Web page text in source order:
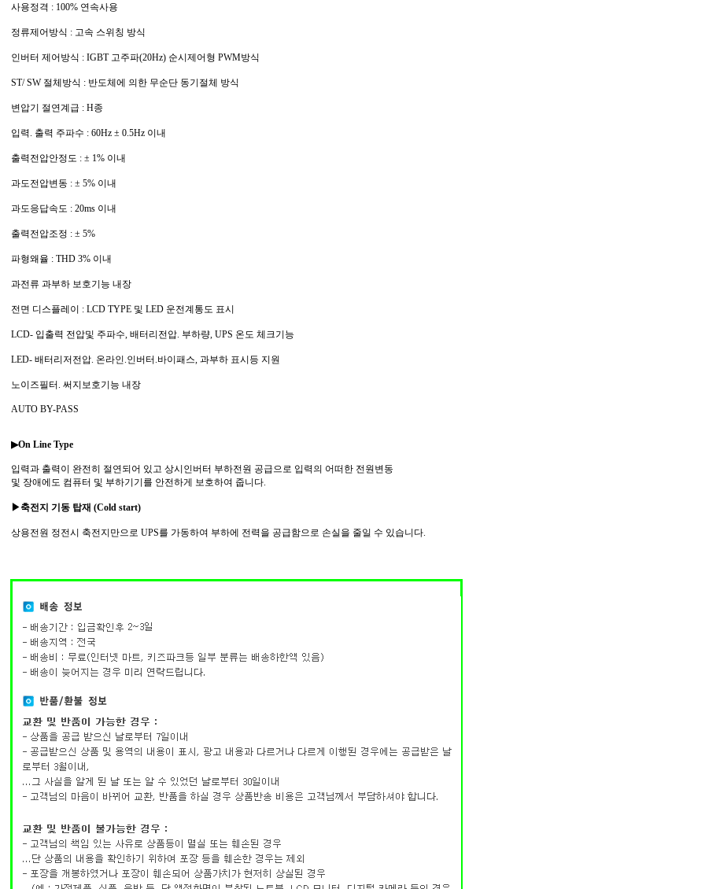
사용정격 : 100% 연속사용
정류제어방식 : 고속 스위칭 방식
인버터 제어방식 : IGBT 고주파(20Hz) 순시제어형 PWM방식
ST/ SW 절체방식 : 반도체에 의한 무순단 동기절체 방식
변압기 절연계급 : H종
입력. 출력 주파수 : 60Hz ± 0.5Hz 이내
출력전압안정도 : ± 1% 이내
과도전압변동 : ± 5% 이내
과도응답속도 : 20ms 이내
출력전압조정 : ± 5%
파형왜율 : THD 3% 이내
과전류 과부하 보호기능 내장
전면 디스플레이 : LCD TYPE 및 LED 운전계통도 표시
LCD- 입출력 전압및 주파수, 배터리전압. 부하량, UPS 온도 체크기능
LED- 배터리저전압. 온라인.인버터.바이패스, 과부하 표시등 지원
노이즈필터. 써지보호기능 내장
AUTO BY-PASS
▶On Line Type
입력과 출력이 완전히 절연되어 있고 상시인버터 부하전원 공급으로 입력의 어떠한 전원변동
및 장애에도 컴퓨터 및 부하기기를 안전하게 보호하여 줍니다.
▶축전지 기동 탑재 (Cold start)
상용전원 정전시 축전지만으로 UPS를 가동하여 부하에 전력을 공급함으로 손실을 줄일 수 있습니다.